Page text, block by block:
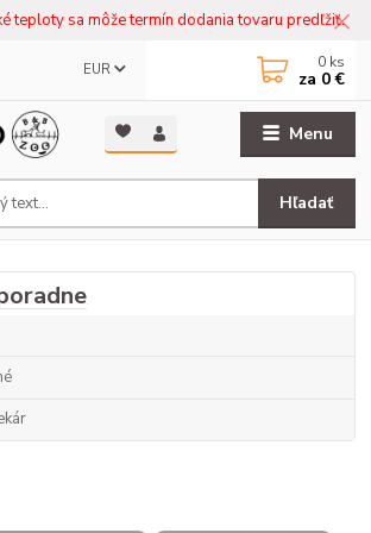
teploty sa môže termín dodania tovaru predľžiť.
Menu
EUR
Hľadať
0 ks
za 0 €